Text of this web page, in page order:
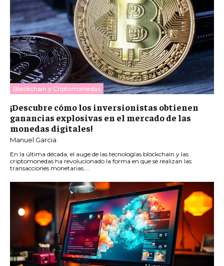
Blockchain y Criptomonedas
¡Descubre cómo los inversionistas obtienen
ganancias explosivas en el mercado de las
monedas digitales!
Manuel Garcia
En la última década, el auge de las tecnologías blockchain y las
criptomonedas ha revolucionado la forma en que se realizan las
transacciones monetarias....